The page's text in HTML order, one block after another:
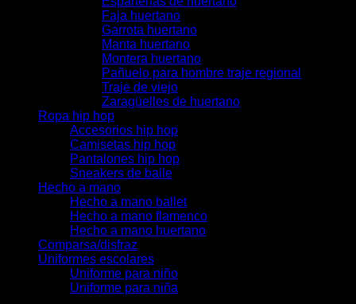
Faja huertano
Garrota huertano
Manta huertano
Montera huertano
Pañuelo para hombre traje regional
Traje de viejo
Zaragüelles de huertano
Ropa hip hop
Accesorios hip hop
Camisetas hip hop
Pantalones hip hop
Sneakers de baile
Hecho a mano
Hecho a mano ballet
Hecho a mano flamenco
Hecho a mano huertano
Comparsa/disfraz
Uniformes escolares
Uniforme para niño
Uniforme para niña